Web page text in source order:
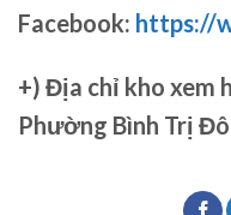
Facebook: https://
+) Địa chỉ kho xem
Phường Bình Trị